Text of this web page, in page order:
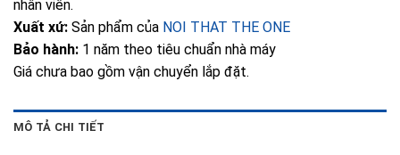
nhân viên.
Xuất xứ: Sản phẩm của NOI THAT THE ONE
Bảo hành: 1 năm theo tiêu chuẩn nhà máy
Giá chưa bao gồm vận chuyển lắp đặt.
MÔ TẢ CHI TIẾT